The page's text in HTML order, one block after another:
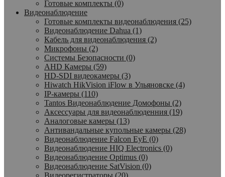
Готовые комплекты (0)
Видеонаблюдение
Готовые комплекты видеонаблюдения (25)
Видеонаблюдение Dahua (1)
Кабель для видеонаблюдения (2)
Микрофоны (2)
Системы Безопасности (0)
AHD Камеры (59)
HD-SDI видеокамеры (3)
Hiwatch HikVision iFlow в Ульяновске (4)
IP-камеры (110)
Tantos Видеонаблюдение Домофоны (2)
Аксессуары для видеонаблюденния (19)
Аналоговые камеры (13)
Антивандальные купольные камеры (28)
Видеонаблюдение Falcon EyE (0)
Видеонаблюдение HIQ Electronics (0)
Видеонаблюдение Optimus (0)
Видеонаблюдение SatVision (0)
Видеорегистраторы (20)